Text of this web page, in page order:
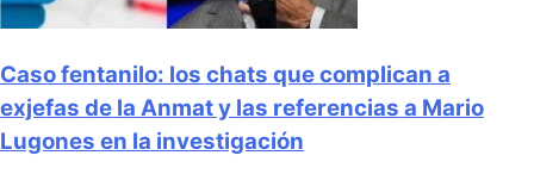
Caso fentanilo: los chats que complican a
exjefas de la Anmat y las referencias a Mario
Lugones en la investigación